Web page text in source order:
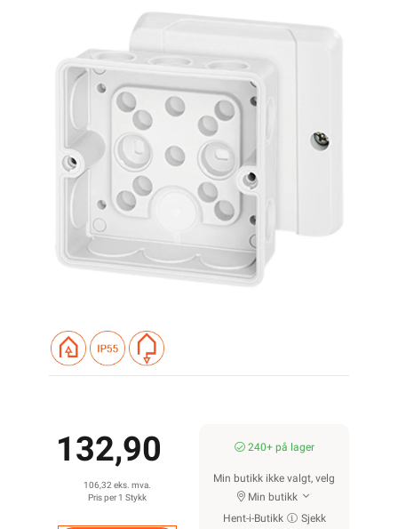
132,90
106,32 eks. mva.
Pris per 1 Stykk
240+ på lager
Min butikk ikke valgt, velg
Min butikk
Hent-i-Butikk
Sjekk